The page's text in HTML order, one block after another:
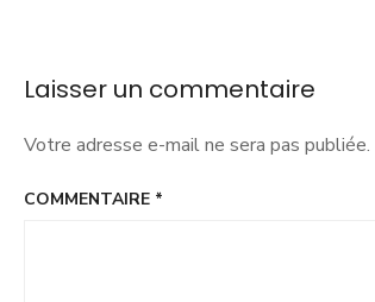
Laisser un commentaire
Votre adresse e-mail ne sera pas publiée.
COMMENTAIRE *